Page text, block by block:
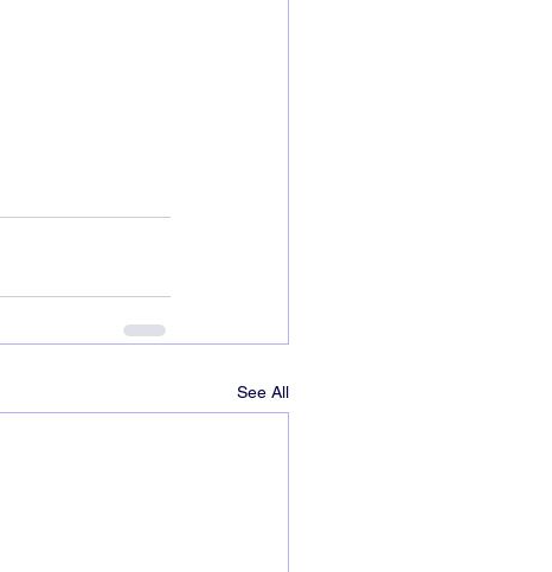
See All